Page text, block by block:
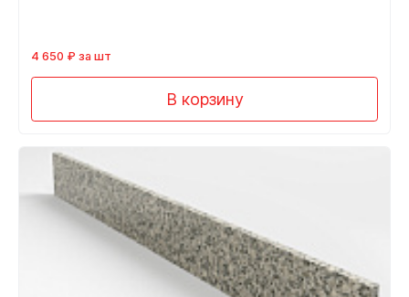
4 650 ₽ за шт
В корзину